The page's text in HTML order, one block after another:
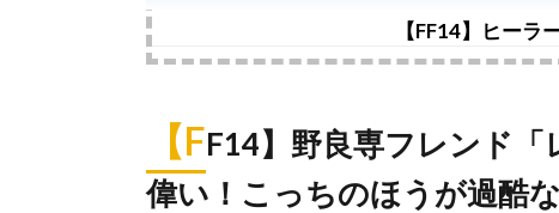
【FF14】ヒーラ
【FF14】野良専フレンド
偉い！こっちのほうが過酷